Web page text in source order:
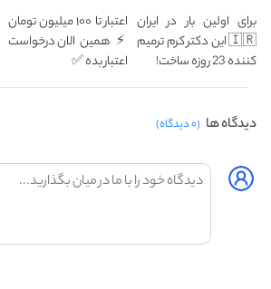
برای اولین بار در ایران
🇮🇷 این دکتر کرم ترمیم
کننده 23 روزه ساخت!
اعتبار تا ۱۰۰ میلیون تومان
⚡ همین الان درخواست
اعتبار بده ✅
دیدگاه ها (۰ دیدگاه)